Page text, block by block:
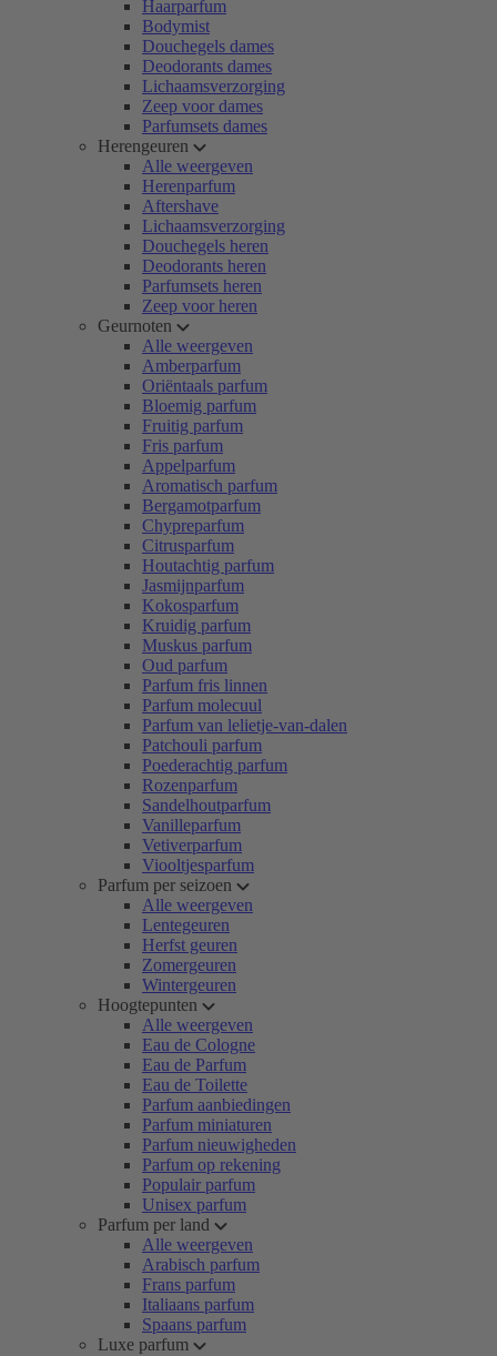
Haarparfum
Bodymist
Douchegels dames
Deodorants dames
Lichaamsverzorging
Zeep voor dames
Parfumsets dames
Herengeuren
Alle weergeven
Herenparfum
Aftershave
Lichaamsverzorging
Douchegels heren
Deodorants heren
Parfumsets heren
Zeep voor heren
Geurnoten
Alle weergeven
Amberparfum
Oriëntaals parfum
Bloemig parfum
Fruitig parfum
Fris parfum
Appelparfum
Aromatisch parfum
Bergamotparfum
Chypreparfum
Citrusparfum
Houtachtig parfum
Jasmijnparfum
Kokosparfum
Kruidig parfum
Muskus parfum
Oud parfum
Parfum fris linnen
Parfum molecuul
Parfum van lelietje-van-dalen
Patchouli parfum
Poederachtig parfum
Rozenparfum
Sandelhoutparfum
Vanilleparfum
Vetiverparfum
Viooltjesparfum
Parfum per seizoen
Alle weergeven
Lentegeuren
Herfst geuren
Zomergeuren
Wintergeuren
Hoogtepunten
Alle weergeven
Eau de Cologne
Eau de Parfum
Eau de Toilette
Parfum aanbiedingen
Parfum miniaturen
Parfum nieuwigheden
Parfum op rekening
Populair parfum
Unisex parfum
Parfum per land
Alle weergeven
Arabisch parfum
Frans parfum
Italiaans parfum
Spaans parfum
Luxe parfum